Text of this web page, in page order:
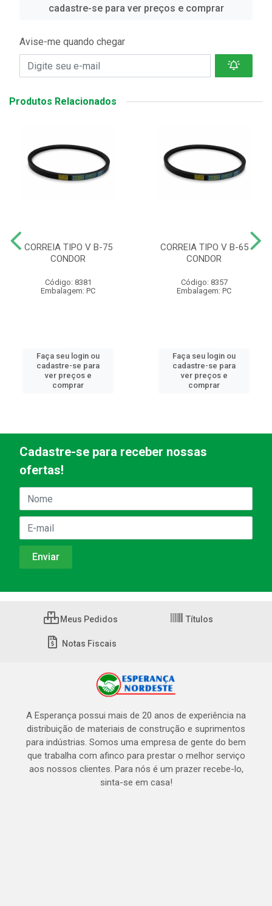
cadastre-se para ver preços e comprar
Avise-me quando chegar
Produtos Relacionados
CORREIA TIPO V B-75
CONDOR
Código: 8381
Embalagem: PC
Faça seu login ou
cadastre-se para
ver preços e
comprar
CORREIA TIPO V B-65
CONDOR
Código: 8357
Embalagem: PC
Faça seu login ou
cadastre-se para
ver preços e
comprar
Cadastre-se para receber nossas
ofertas!
Meus Pedidos Títulos
Notas Fiscais
A Esperança possui mais de 20 anos de experiência na
distribuição de materiais de construção e suprimentos
para indústrias. Somos uma empresa de gente do bem
que trabalha com afinco para prestar o melhor serviço
aos nossos clientes. Para nós é um prazer recebe-lo,
sinta-se em casa!